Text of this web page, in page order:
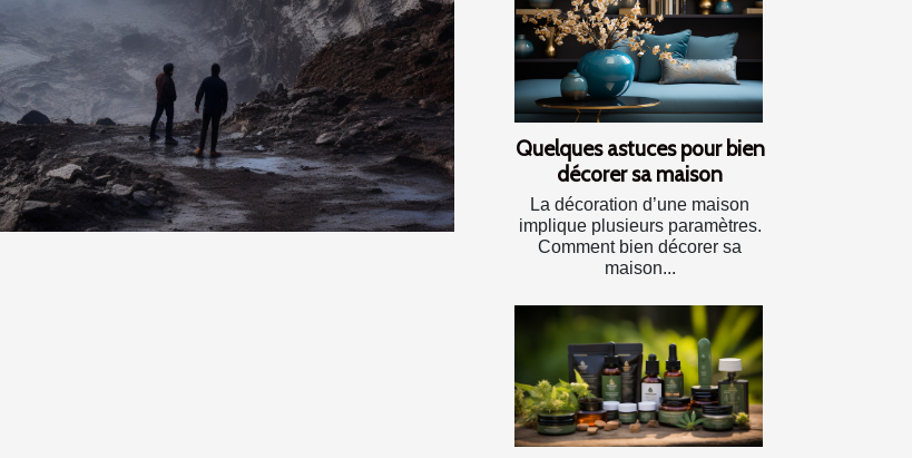
Quelques astuces pour bien
décorer sa maison
La décoration d’une maison
implique plusieurs paramètres.
Comment bien décorer sa
maison...